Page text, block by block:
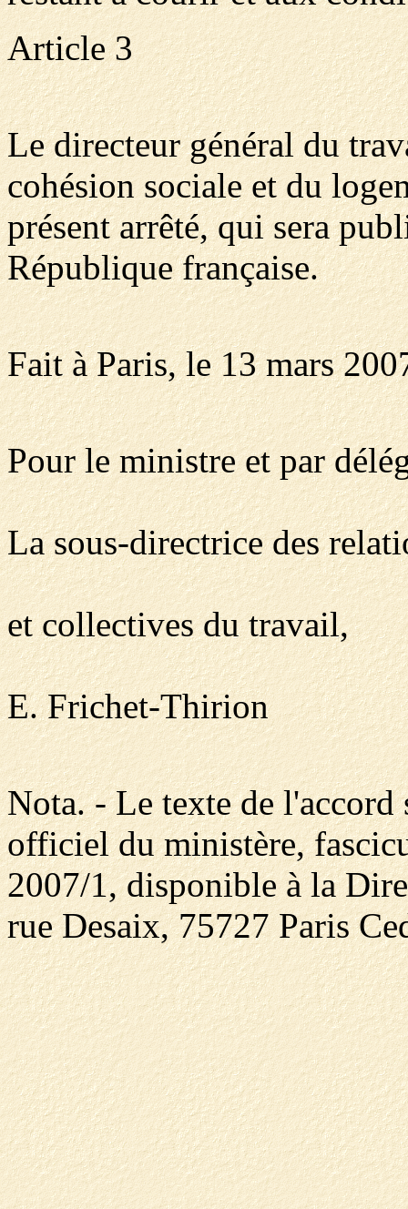
Article 3
Le directeur général du
cohésion sociale et du
présent arrêté, qui sera
République française.
Fait à Paris, le 13 mars
Pour le ministre et par
La sous-directrice des
et collectives du travail,
E. Frichet-Thirion
Nota. - Le texte de
officiel du ministère,
2007/1, disponible à la
rue Desaix, 75727 Paris